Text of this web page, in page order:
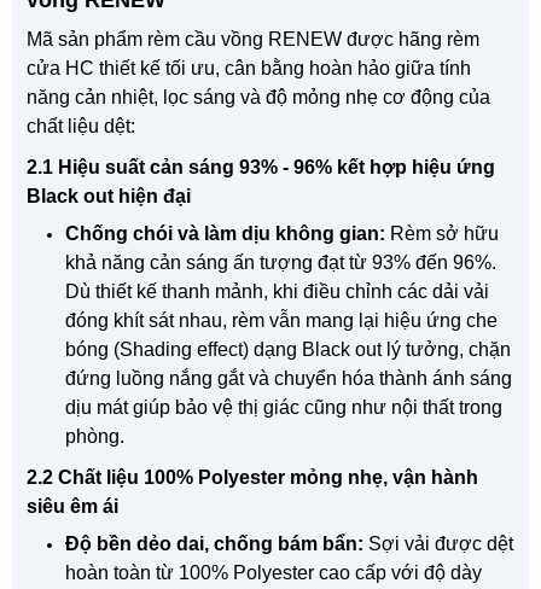
Mã sản phẩm rèm cầu vồng RENEW được hãng rèm
cửa HC thiết kế tối ưu, cân bằng hoàn hảo giữa tính
năng cản nhiệt, lọc sáng và độ mỏng nhẹ cơ động của
chất liệu dệt:
2.1 Hiệu suất cản sáng 93% - 96% kết hợp hiệu ứng
Black out hiện đại
Chống chói và làm dịu không gian: Rèm sở hữu
khả năng cản sáng ấn tượng đạt từ 93% đến 96%.
Dù thiết kế thanh mảnh, khi điều chỉnh các dải vải
đóng khít sát nhau, rèm vẫn mang lại hiệu ứng che
bóng (Shading effect) dạng Black out lý tưởng, chặn
đứng luồng nắng gắt và chuyển hóa thành ánh sáng
dịu mát giúp bảo vệ thị giác cũng như nội thất trong
phòng.
2.2 Chất liệu 100% Polyester mỏng nhẹ, vận hành
siêu êm ái
Độ bền dẻo dai, chống bám bẩn: Sợi vải được dệt
hoàn toàn từ 100% Polyester cao cấp với độ dày